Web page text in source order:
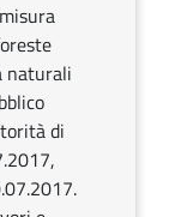
naturali
di